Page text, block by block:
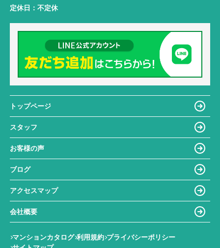
定休日： 不定休
トップページ
スタッフ
お客様の声
ブログ
アクセスマップ
会社概要
マンションカタログ 利用規約 プライバシーポリシー